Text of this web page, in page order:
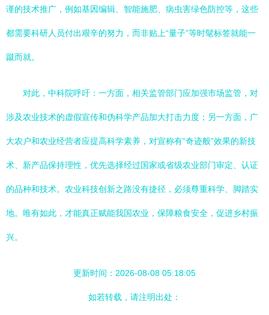
谨的技术推广，例如基因编辑、智能施肥、病虫害绿色防控等，这些
都需要科研人员付出艰辛的努力，而非贴上“量子”等时髦标签就能一
蹴而就。
对此，中科院呼吁：一方面，相关监管部门应加强市场监管，对
涉及农业技术的虚假宣传和伪科学产品加大打击力度；另一方面，广
大农户和农业经营者应提高科学素养，对宣称有“奇迹般”效果的新技
术、新产品保持理性，优先选择经过国家或省级农业部门审定、认证
的品种和技术。农业科技创新之路没有捷径，必须尊重科学、脚踏实
地。唯有如此，才能真正赋能我国农业，保障粮食安全，促进乡村振
兴。
更新时间：2026-08-08 05:18:05
如若转载，请注明出处：